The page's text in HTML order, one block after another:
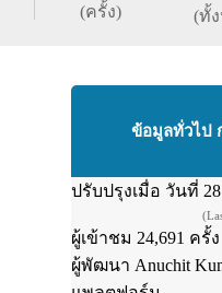
(ครั้ง) (ทั้
ข้อมูลทั่วไป
ปรับปรุงเมื่อ วันที่
ผู้เข้าชม 24,691 ครั้ง
ผู้พัฒนา Anuchit